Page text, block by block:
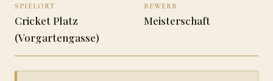
SPIELORT
Cricket Platz
(Vorgartengasse)
BEWERB
Meisterschaft